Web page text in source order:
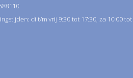
di t/m vrij 9:30 tot 17:30, za 10:00